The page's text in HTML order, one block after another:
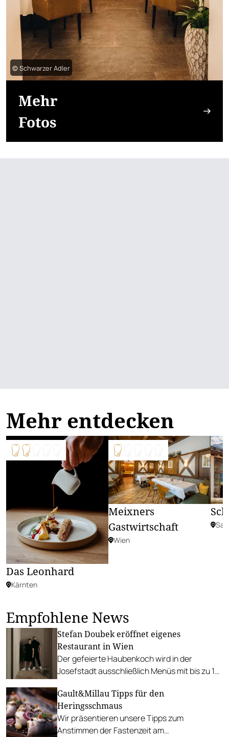
© Schwarzer Adler
Mehr
Fotos
Mehr entdecken
Das Leonhard
Kärnten
Meixners
Gastwirtschaft
Wien
Empfohlene News
Stefan Doubek eröffnet eigenes
Restaurant in Wien
Der gefeierte Haubenkoch wird in der
Josefstadt ausschließlich Menüs mit bis zu 16
Gault&Millau Tipps für den
Heringsschmaus
Wir präsentieren unsere Tipps zum
Anstimmen der Fastenzeit am